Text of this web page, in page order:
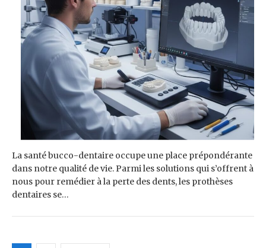
La santé bucco-dentaire occupe une place prépondérante
dans notre qualité de vie. Parmi les solutions qui s’offrent à
nous pour remédier à la perte des dents, les prothèses
dentaires se…